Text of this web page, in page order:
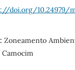
doi.org/10.24979/
Zoneamento
Camocim